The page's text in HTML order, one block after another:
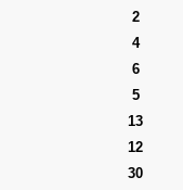
2
4
6
5
13
12
30